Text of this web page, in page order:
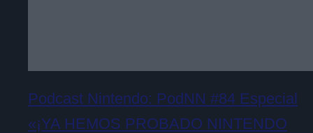
Podcast Nintendo: PodNN #84 Especial
«¡YA HEMOS PROBADO NINTENDO